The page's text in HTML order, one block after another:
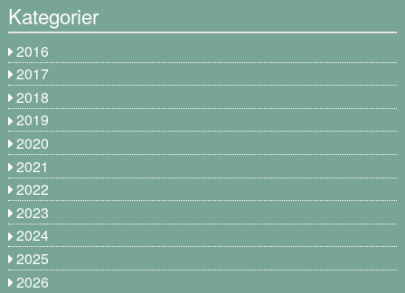
Kategorier
2016
2017
2018
2019
2020
2021
2022
2023
2024
2025
2026